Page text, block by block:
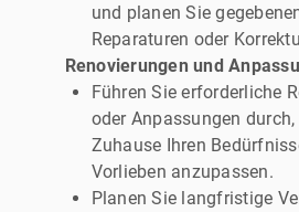
und planen Sie
Reparaturen oder
Renovierungen und
Führen Sie erforderliche
oder Anpassungen
Zuhause Ihren
Vorlieben anzupassen.
Planen Sie langfristige